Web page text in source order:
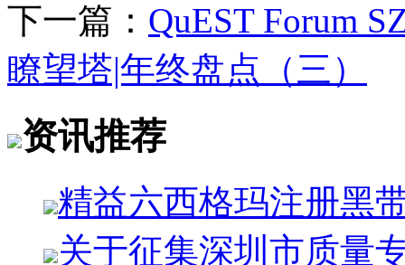
下一篇： QuEST Forum
瞭望塔|年终盘点（三）
资讯推荐
精益六西格玛注册黑
关于征集深圳市质量